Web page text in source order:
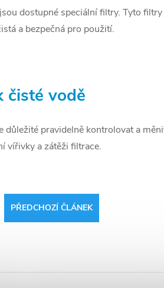
dostupné speciální filtry. Tyto
a bezpečná pro použití.
čisté vodě
důležité pravidelně kontrolovat a
vířivky a zátěži filtrace.
PŘEDCHOZÍ ČLÁNEK